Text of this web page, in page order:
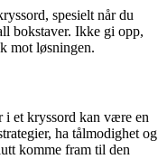
spesielt når du
bokstaver. Ikke gi opp,
mot løsningen.
et kryssord kan være en
ha tålmodighet og
komme fram til den